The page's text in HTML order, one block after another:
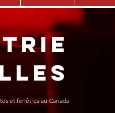
et fenêtres au Canada